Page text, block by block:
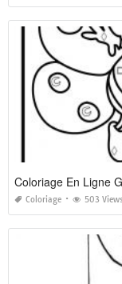
Coloriage En Ligne
Coloriage 503 Views